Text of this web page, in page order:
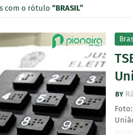
com o rótulo BRASIL